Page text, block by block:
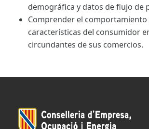
demográfica y datos de flujo de
Comprender el comportamiento
características del consumidor
circundantes de sus comercios.